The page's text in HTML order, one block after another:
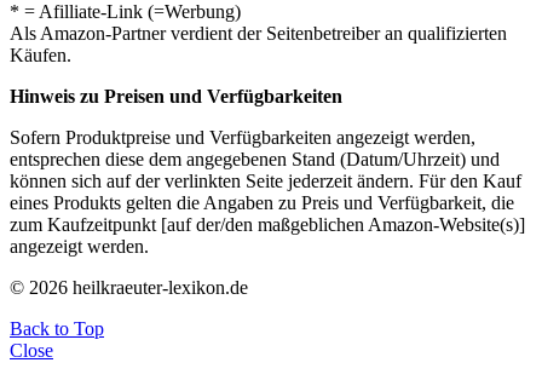
* = Afilliate-Link (=Werbung)
Als Amazon-Partner verdient der Seitenbetreiber an qualifizierten
Käufen.
Hinweis zu Preisen und Verfügbarkeiten
Sofern Produktpreise und Verfügbarkeiten angezeigt werden,
entsprechen diese dem angegebenen Stand (Datum/Uhrzeit) und
können sich auf der verlinkten Seite jederzeit ändern. Für den Kauf
eines Produkts gelten die Angaben zu Preis und Verfügbarkeit, die
zum Kaufzeitpunkt [auf der/den maßgeblichen Amazon-Website(s)]
angezeigt werden.
© 2026 heilkraeuter-lexikon.de
Back to Top
Close